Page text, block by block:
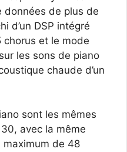
de plus de
d’un DSP intégré
chorus et le mode
les sons de piano
chaude d’un
sont les mêmes
avec la même
maximum de 48